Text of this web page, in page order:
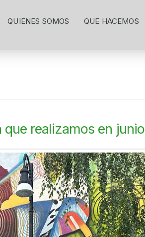
QUIENES SOMOS QUE HACEMOS
realizamos en junio